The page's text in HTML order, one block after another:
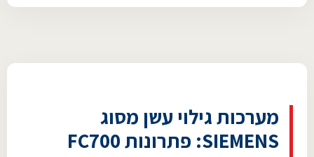
מערכות גילוי עשן מסוג
SIEMENS: פתרונות FC700